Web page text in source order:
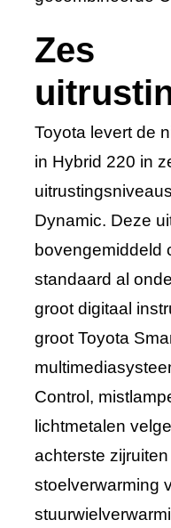
Zes
Toyota levert de
in Hybrid 220 in
Dynamic. Deze
bovengemiddeld
standaard al
groot digitaal
groot Toyota
Control,
lichtmetalen
achterste
stoelverwarming